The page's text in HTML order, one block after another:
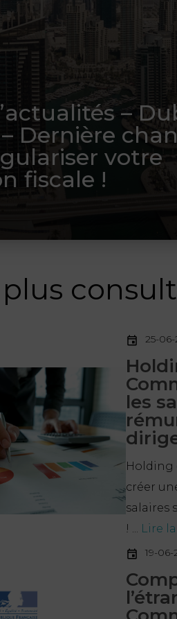
–
Dernière
votre
fiscale !
plus
25-06-
les
Holding
créer
salaires
! ... Lire
19-